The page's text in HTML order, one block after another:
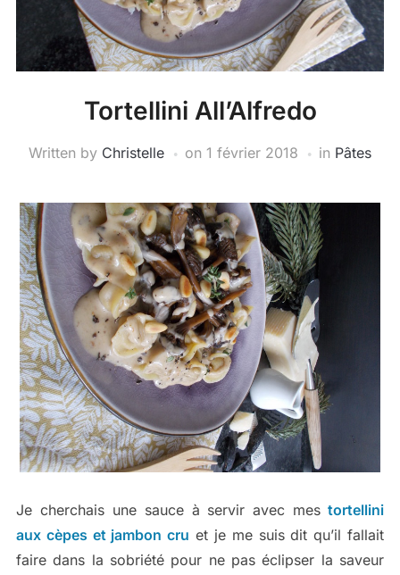
Tortellini All’Alfredo
Written by Christelle on 1 février 2018 in Pâtes
Je cherchais une sauce à servir avec mes tortellini
aux cèpes et jambon cru et je me suis dit qu’il fallait
faire dans la sobriété pour ne pas éclipser la saveur